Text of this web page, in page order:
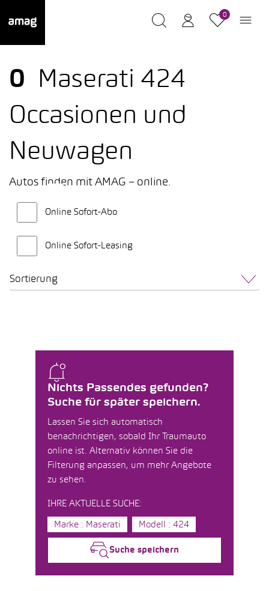
0
0
Maserati 424
Occasionen und
Neuwagen
Autos finden mit AMAG – online.
Online Sofort-Abo
Online Sofort-Leasing
Sortierung
Nichts Passendes gefunden?
Suche für später speichern.
Lassen Sie sich automatisch
benachrichtigen, sobald Ihr Traumauto
online ist. Alternativ können Sie die
Filterung anpassen, um mehr Angebote
zu sehen.
IHRE AKTUELLE SUCHE:
Marke : Maserati Modell : 424
Suche speichern